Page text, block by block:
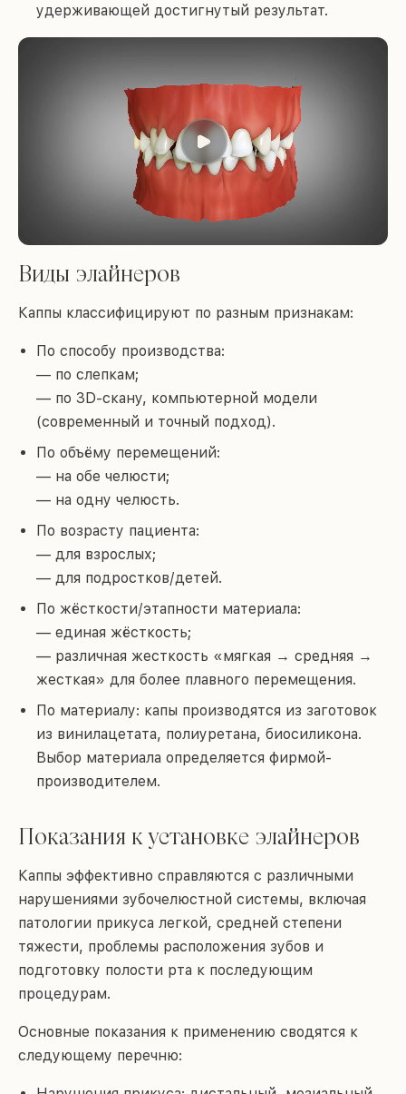
удерживающей достигнутый результат.
Виды элайнеров
Каппы классифицируют по разным признакам:
По способу производства:
— по слепкам;
— по 3D-скану, компьютерной модели
(современный и точный подход).
По объёму перемещений:
— на обе челюсти;
— на одну челюсть.
По возрасту пациента:
— для взрослых;
— для подростков/детей.
По жёсткости/этапности материала:
— единая жёсткость;
— различная жесткость «мягкая → средняя →
жесткая» для более плавного перемещения.
По материалу: капы производятся из заготовок
из винилацетата, полиуретана, биосиликона.
Выбор материала определяется фирмой-
производителем.
Показания к установке элайнеров
Каппы эффективно справляются с различными
нарушениями зубочелюстной системы, включая
патологии прикуса легкой, средней степени
тяжести, проблемы расположения зубов и
подготовку полости рта к последующим
процедурам.
Основные показания к применению сводятся к
следующему перечню: